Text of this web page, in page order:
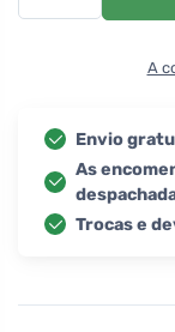
A
Envio
As
Trocas e